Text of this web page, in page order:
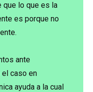
que lo que es la
es porque no
ante
caso en
ayuda a la cual